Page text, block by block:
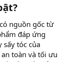
nguồn gốc từ
đáp ứng
sấy tóc của
toàn và tối ưu